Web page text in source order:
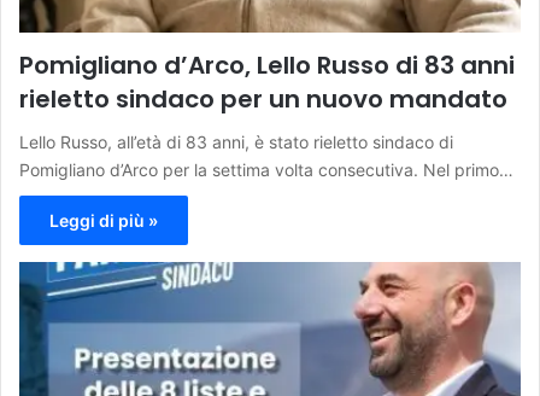
Pomigliano d’Arco, Lello Russo di 83 anni
rieletto sindaco per un nuovo mandato
Lello Russo, all’età di 83 anni, è stato rieletto sindaco di
Pomigliano d’Arco per la settima volta consecutiva. Nel primo…
Leggi di più »